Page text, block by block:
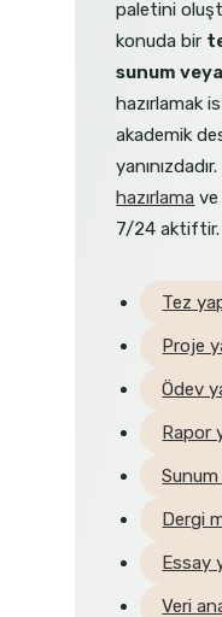
paletini
konuda bir
sunum
hazırlamak
akademik
hazırlama
7/24 aktiftir.
Tez
Proje
Ödev
Rapor
Dergi
Essay
Veri